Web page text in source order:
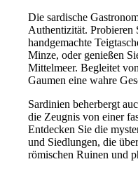
Die sardische
Authentizität.
handgemachte
Minze, oder genießen
Mittelmeer. Begleitet
Gaumen eine wahre
Sardinien beherbergt
die Zeugnis von einer
Entdecken Sie die
und Siedlungen, die
römischen Ruinen und